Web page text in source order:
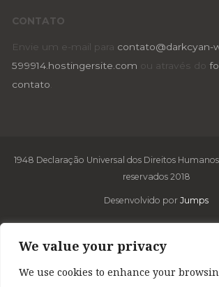
We value your privacy
We use cookies to enhance your
CONTATO
Envie um e-mail para contato@darkcyan-
599914.hostingersite.com ou através do
contato
1948 Declaração Universal dos Direitos
reservados 2018
Desenvolvido por Jumps